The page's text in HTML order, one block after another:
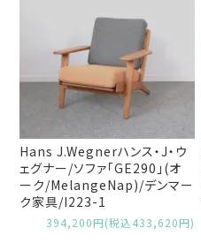
Hans J.Wegnerハンス・J・ウ
ェグナー/ソファ「GE290」(オ
ーク/MelangeNap)/デンマー
ク家具/I223-1
394,200円(税込433,620円)